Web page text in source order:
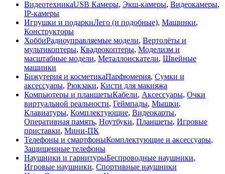
ВидеотехникаUSB Камеры, Экш-камеры, Видеокамеры,
IP-камеры
Игрушки и подаркиЛего (и подобные), Машинки,
Конструкторы
ХоббиРадиоуправляемые модели, Вертолёты и
мультикоптеры, Квадрокоптеры, Моделизм и
масштабные модели, Металлоискатели, Швейные
машинки
Бижутерия и косметикаПарфюмерия, Сумки и
аксессуары, Рюкзаки, Кисти для макияжа
Компьютеры и планшетыКабели, Аксессуары, Очки
виртуальной реальности, Геймпады, Мышки,
Клавиатуры, Комплектующие, Видеокарты,
Оперативная память, Ноутбуки, Планшеты, Игровые
приставки, Мини-ПК
Телефоны и смартфоныКомплектующие и аксессуары,
Защищенные телефоны
Наушники и гарнитурыБеспроводные наушники,
Игровые наушники, Спортивные наушники